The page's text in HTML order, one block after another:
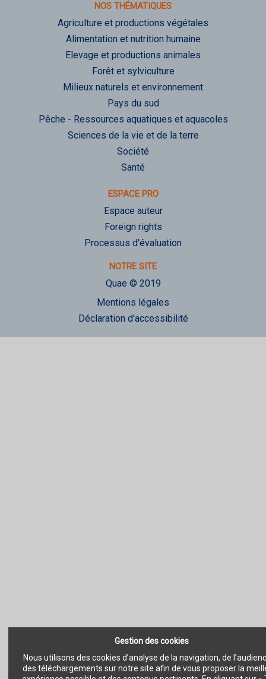
Gestion des cookies
Nous utilisons des cookies d’analyse de la navigation, de
des téléchargements sur notre site afin de vous proposer la
NOS THÉMATIQUES
Agriculture et productions végétales
Alimentation et nutrition humaine
Elevage et productions animales
Forêt et sylviculture
Milieux naturels et environnement
Pays du sud
Pêche - Ressources aquatiques et aquacoles
Sciences de la vie et de la terre
Société
Santé
ESPACE PRO
Espace auteur
Foreign rights
Processus d'évaluation
NOTRE SITE
Quae © 2019
Mentions légales
Déclaration d'accessibilité